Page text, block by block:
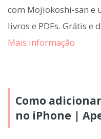
com Mojiokoshi-san e
livros e PDFs. Grátis e
Mais informação
Como
no iPhone |